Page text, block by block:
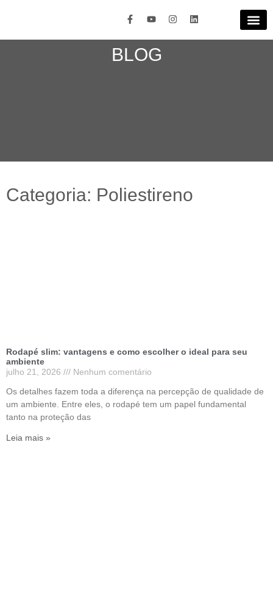
BLOG
Categoria: Poliestireno
Rodapé slim: vantagens e como escolher o ideal para seu
ambiente
julho 21, 2026
Nenhum comentário
Os detalhes fazem toda a diferença na percepção de qualidade de
um ambiente. Entre eles, o rodapé tem um papel fundamental
tanto na proteção das
Leia mais »